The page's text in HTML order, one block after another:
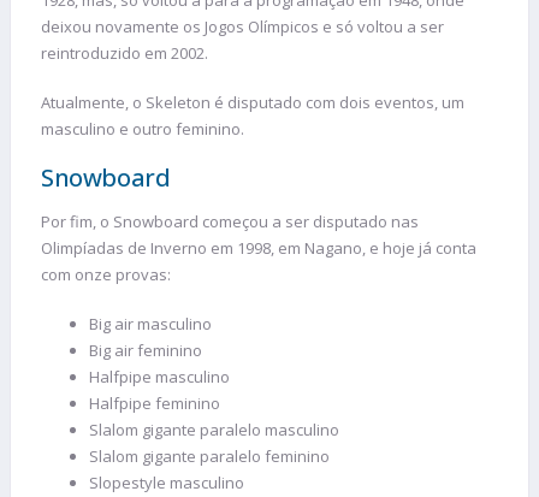
deixou novamente os Jogos Olímpicos e só voltou a ser
reintroduzido em 2002.
Atualmente, o Skeleton é disputado com dois eventos, um
masculino e outro feminino.
Snowboard
Por fim, o Snowboard começou a ser disputado nas
Olimpíadas de Inverno em 1998, em Nagano, e hoje já conta
com onze provas:
Big air masculino
Big air feminino
Halfpipe masculino
Halfpipe feminino
Slalom gigante paralelo masculino
Slalom gigante paralelo feminino
Slopestyle masculino